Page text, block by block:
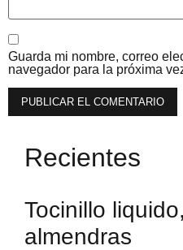
Guarda mi nombre, correo
navegador para la próxima
Recientes
Tocinillo
almendras